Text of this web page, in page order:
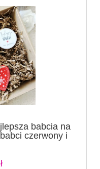
babcia na
czerwony i